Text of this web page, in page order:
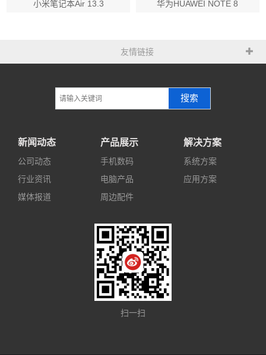
小米笔记本Air 13.3 华为HUAWEI NOTE 8
友情链接
搜索
新闻动态
公司动态
行业资讯
媒体报道
产品展示
手机数码
电脑产品
周边配件
解决方案
系统方案
应用方案
扫一扫